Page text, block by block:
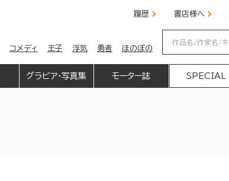
履歴 書店様へ
コメディ 王子 浮気 勇者 ほのぼの
グラビア・写真集 モーター誌 SPECIAL